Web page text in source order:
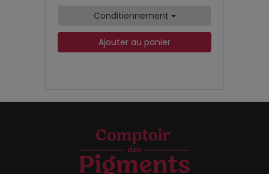
Conditionnement
Ajouter au panier